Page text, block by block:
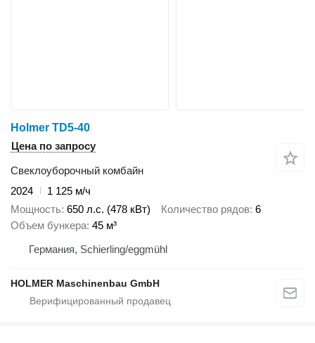
Holmer TD5-40
Цена по запросу
Свеклоуборочный комбайн
2024
1 125 м/ч
Мощность 650 л.с. (478 кВт) Количество рядов 6
Объем бункера 45 м³
Германия, Schierling/eggmühl
HOLMER Maschinenbau GmbH